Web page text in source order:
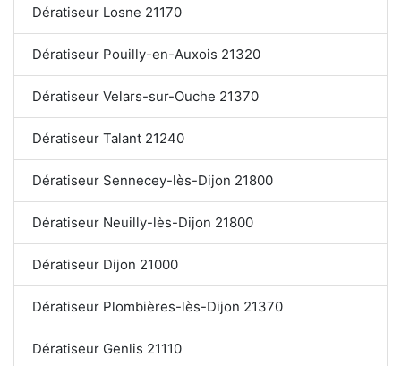
Dératiseur Losne 21170
Dératiseur Pouilly-en-Auxois 21320
Dératiseur Velars-sur-Ouche 21370
Dératiseur Talant 21240
Dératiseur Sennecey-lès-Dijon 21800
Dératiseur Neuilly-lès-Dijon 21800
Dératiseur Dijon 21000
Dératiseur Plombières-lès-Dijon 21370
Dératiseur Genlis 21110